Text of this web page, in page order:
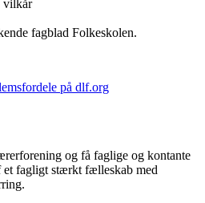
vilkår
fagblad Folkeskolen.
på dlf.org
og få faglige og kontante
fagligt stærkt fælleskab med